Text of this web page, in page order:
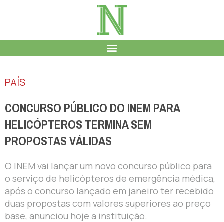
PAÍS
CONCURSO PÚBLICO DO INEM PARA
HELICÓPTEROS TERMINA SEM
PROPOSTAS VÁLIDAS
O INEM vai lançar um novo concurso público para
o serviço de helicópteros de emergência médica,
após o concurso lançado em janeiro ter recebido
duas propostas com valores superiores ao preço
base, anunciou hoje a instituição.